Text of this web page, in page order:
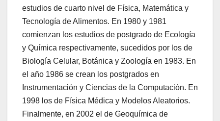
estudios de cuarto nivel de Física, Matemática y
Tecnología de Alimentos. En 1980 y 1981
comienzan los estudios de postgrado de Ecología
y Química respectivamente, sucedidos por los de
Biología Celular, Botánica y Zoología en 1983. En
el año 1986 se crean los postgrados en
Instrumentación y Ciencias de la Computación. En
1998 los de Física Médica y Modelos Aleatorios.
Finalmente, en 2002 el de Geoquímica de